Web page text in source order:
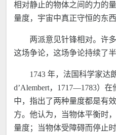
相对静止的物体之间的力的
量度，宇宙中真正守恒的东西
两派意见针锋相对。许
这场争论，这场争论持续了半
1743 年，法国科学家达
d’Alembert，1717—1783）
中，指出了两种量度都是有
方。他认为，当物体平衡时
量度；当物体受障碍而停止